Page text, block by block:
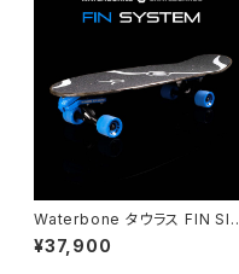
Waterbone タウラス FIN SIS
TEM コンプリート
¥37,900